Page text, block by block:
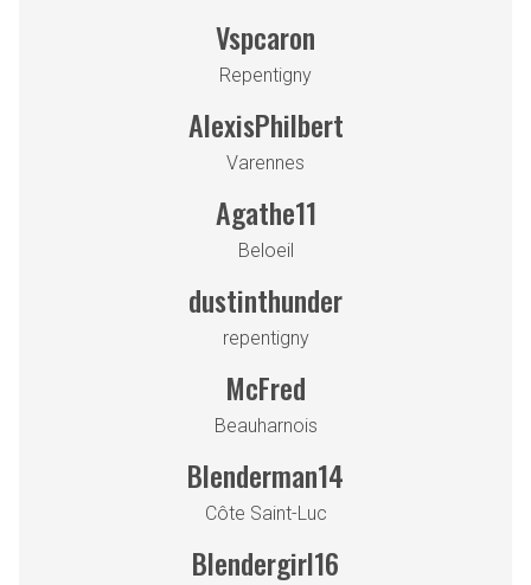
Vspcaron
Repentigny
AlexisPhilbert
Varennes
Agathe11
Beloeil
dustinthunder
repentigny
McFred
Beauharnois
Blenderman14
Côte Saint-Luc
Blendergirl16